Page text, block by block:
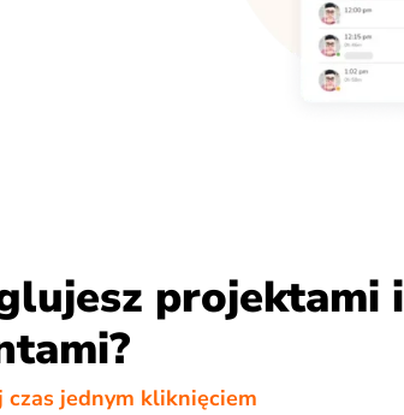
projektami i
czas jednym kliknięciem